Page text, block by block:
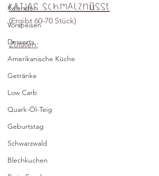
Kalender
Vorspeisen
Desserts
Amerikanische Küche
Getränke
Low Carb
Quark-Öl-Teig
Geburtstag
Schwarzwald
Blechkuchen
Katjas Schmalznüsse
(Ergibt 60-70 Stück)
Zutaten: